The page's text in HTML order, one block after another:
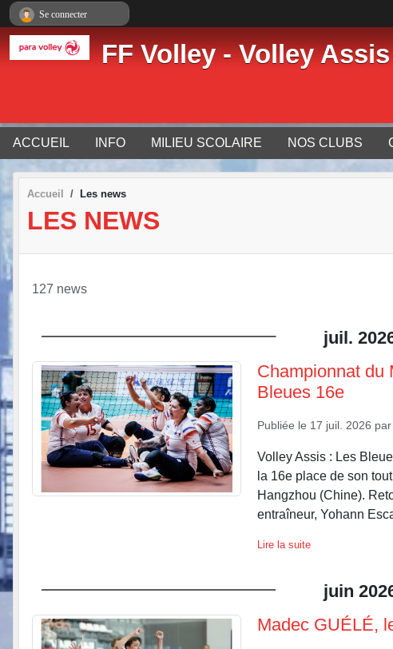
FF Volley - Volley Assis
ACCUEIL INFO MILIEU SCOLAIRE NOS CLUBS
Accueil Les news
LES NEWS
127 news
juil.
Championnat du
Bleues 16e
Publiée le 17 juil. 2026 par
Volley Assis : Les
la 16e place de son
Hangzhou (Chine).
entraîneur, Yohann
Lire la suite
juin
Madec GUÉLÉ,
Se connecter
Panneau de gestion des cookies